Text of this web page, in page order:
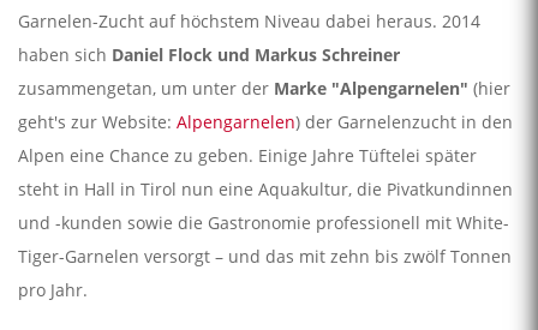
Garnelen-Zucht auf höchstem Niveau dabei heraus. 2014
haben sich Daniel Flock und Markus Schreiner
zusammengetan, um unter der Marke "Alpengarnelen" (hier
geht's zur Website: Alpengarnelen) der Garnelenzucht in den
Alpen eine Chance zu geben. Einige Jahre Tüftelei später
steht in Hall in Tirol nun eine Aquakultur, die Pivatkundinnen
und -kunden sowie die Gastronomie professionell mit White-
Tiger-Garnelen versorgt – und das mit zehn bis zwölf Tonnen
pro Jahr.